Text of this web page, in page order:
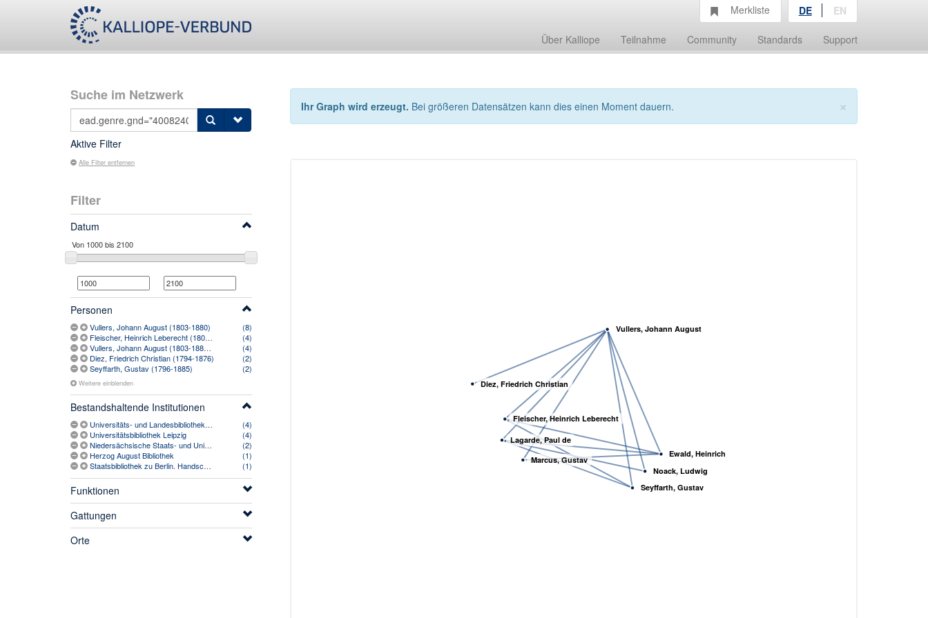
Über Kalliope Teilnahme Community Standards Support
Merkliste DE EN
Suche im Netzwerk
Aktive Filter
Alle Filter entfernen
Filter
Datum
Personen
Vullers, Johann August (1803-1880)
(8)
Fleischer, Heinrich Leberecht (1801-1888)
(4)
Vullers, Johann August (1803-1880) [vermutlich]
(4)
Diez, Friedrich Christian (1794-1876)
(2)
Seyffarth, Gustav (1796-1885)
(2)
Weitere einblenden
Bestandshaltende Institutionen
Universitäts- und Landesbibliothek Bonn
(4)
Universitätsbibliothek Leipzig
(4)
Niedersächsische Staats- und Universitätsbibliothek Göttingen
(2)
Herzog August Bibliothek
(1)
Staatsbibliothek zu Berlin. Handschriftenabteilung
(1)
Funktionen
Gattungen
Orte
×
Ihr Graph wird erzeugt. Bei größeren Datensätzen kann dies einen Moment dauern.
Marcus, Gustav
Fleischer, Heinrich Leberecht
Lagarde, Paul de
Noack, Ludwig
Vullers, Johann August
Seyffarth, Gustav
Ewald, Heinrich
Diez, Friedrich Christian